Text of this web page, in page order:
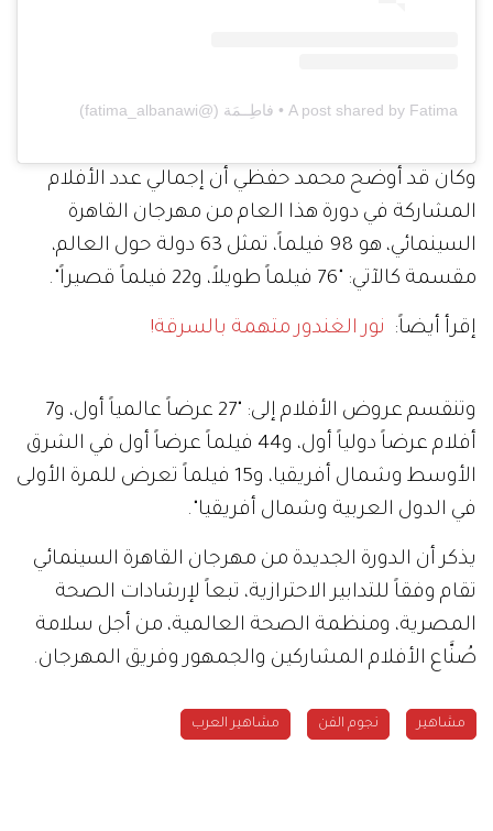
A post shared by Fatima • فاطِــمَة (@fatima_albanawi)
وكان قد أوضح محمد حفظي أن إجمالي عدد الأفلام
المشاركة في دورة هذا العام من مهرجان القاهرة
السينمائي، هو 98 فيلماً، تمثل 63 دولة حول العالم،
مقسمة كالآتي: "76 فيلماً طويلاً، و22 فيلماً قصيراً".
إقرأ أيضاً: نور الغندور متهمة بالسرقة!
وتنقسم عروض الأفلام إلى: "27 عرضاً عالمياً أول، و7
أفلام عرضاً دولياً أول، و44 فيلماً عرضاً أول في الشرق
الأوسط وشمال أفريقيا، و15 فيلماً تعرض للمرة الأولى
في الدول العربية وشمال أفريقيا".
يذكر أن الدورة الجديدة من مهرجان القاهرة السينمائي
تقام وفقاً للتدابير الاحترازية، تبعاً لإرشادات الصحة
المصرية، ومنظمة الصحة العالمية، من أجل سلامة
صُنَّاع الأفلام المشاركين والجمهور وفريق المهرجان.
مشاهير نجوم الفن مشاهير العرب